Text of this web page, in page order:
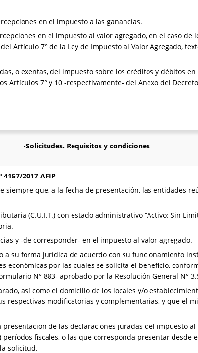
en el impuesto a las ganancias.
en el impuesto al valor agregado, en el caso de
Artículo 7° de la Ley de Impuesto al Valor Agregado,
o exentas, del impuesto sobre los créditos y débitos
Artículos 7° y 10 -respectivamente- del Anexo del
-Solicitudes. Requisitos y condiciones
2017 AFIP
siempre que, a la fecha de presentación, las entidades
(C.U.I.T.) con estado administrativo “Activo: Sin
y -de corresponder- en el impuesto al valor agregado.
a su forma jurídica de acuerdo con su funcionamiento
económicas por las cuales se solicita el beneficio,
N° 883- aprobado por la Resolución General N°
así como el domicilio de los locales y/o
respectivas modificatorias y complementarias, y que el
de las declaraciones juradas del impuesto
períodos fiscales, o las que corresponda presentar desde
solicitud.